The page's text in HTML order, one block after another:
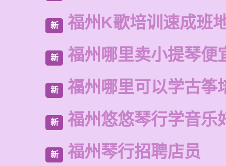
新 福州K歌培训速成班
新 福州哪里卖小提琴便
新 福州哪里可以学古筝
新 福州悠悠琴行学音乐
新 福州琴行招聘店员